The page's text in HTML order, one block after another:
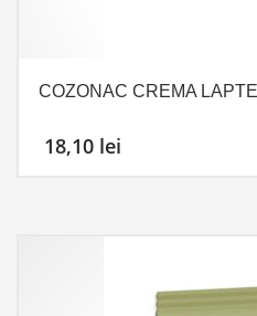
COZONAC CREMA
18,10 lei